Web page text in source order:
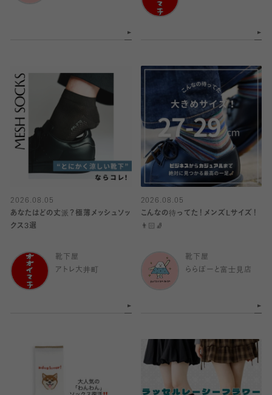
2026.08.05
あなたはどの丈派？極薄メッシュソッ
クス3選
靴下屋
アトレ大井町
2026.08.05
こんなの待ってた！メンズLサイズ！
👨🏻🧦
靴下屋
ららぽーと富士見店